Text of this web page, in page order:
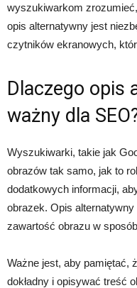
wyszukiwarkom
opis alternatywny jest
czytników ekranowych,
Dlaczego opis
ważny dla
Wyszukiwarki, takie jak
obrazów tak samo, jak to
dodatkowych informacji,
obrazek. Opis
zawartość obrazu w
Ważne jest, aby pamiętać,
dokładny i opisywać treść